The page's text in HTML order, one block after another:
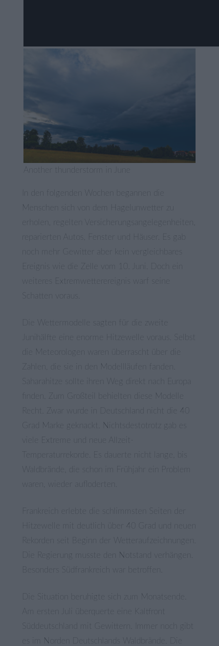
Another thunderstorm in June
In den folgenden Wochen begannen die
Menschen sich von dem Hagelunwetter zu
erholen, regelten Versicherungsangelegenheiten,
reparierten Autos, Fenster und Häuser. Es gab
noch mehr Gewitter aber kein vergleichbares
Ereignis wie die Zelle vom 10. Juni. Doch ein
weiteres Extremwetterereignis warf seine
Die Wettermodelle sagten für die zweite
Junihälfte eine enorme Hitzewelle voraus. Selbst
die Meteorologen waren überrascht über die
Zahlen, die sie in den Modellläufen fanden.
Saharahitze sollte ihren Weg direkt nach Europa
finden. Zum Großteil behielten diese Modelle
Recht. Zwar wurde in Deutschland nicht die 40
Grad Marke geknackt. Nichtsdestotrotz gab es
viele Extreme und neue Allzeit-
Temperaturrekorde. Es dauerte nicht lange, bis
Waldbrände, die schon im Frühjahr ein Problem
waren, wieder aufloderten.
Hitzewelle mit deutlich über 40 Grad und neuen
Rekorden seit Beginn der Wetteraufzeichnungen.
Die Regierung musste den Notstand verhängen.
Besonders Südfrankreich war betroffen.
Die Situation beruhigte sich zum Monatsende.
Am ersten Juli überquerte eine Kaltfront
Süddeutschland mit Gewittern. Immer noch gibt
es im Norden Deutschlands Waldbrände. Die